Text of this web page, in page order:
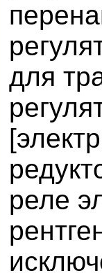
для
реле